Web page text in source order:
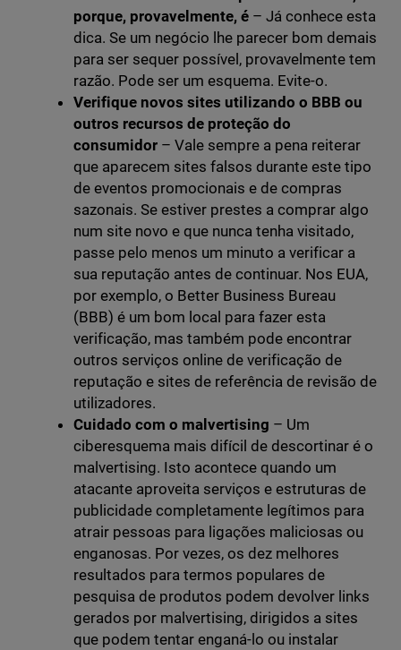
porque, provavelmente, é– Já conhece esta
dica. Se um negócio lhe parecer bom demais
para ser sequer possível, provavelmente tem
razão. Pode ser um esquema. Evite-o.
Verifique novos sites utilizando o BBB ou
outros recursos de proteção do
consumidor– Vale sempre a pena reiterar
que aparecem sites falsos durante este tipo
de eventos promocionais e de compras
sazonais. Se estiver prestes a comprar algo
num site novo e que nunca tenha visitado,
passe pelo menos um minuto a verificar a
sua reputação antes de continuar. Nos EUA,
por exemplo, o Better Business Bureau
(BBB) é um bom local para fazer esta
verificação, mas também pode encontrar
outros serviços online de verificação de
reputação e sites de referência de revisão de
utilizadores.
Cuidado com o malvertising – Um
ciberesquema mais difícil de descortinar é o
malvertising. Isto acontece quando um
atacante aproveita serviços e estruturas de
publicidade completamente legítimos para
atrair pessoas para ligações maliciosas ou
enganosas. Por vezes, os dez melhores
resultados para termos populares de
pesquisa de produtos podem devolver links
gerados por malvertising, dirigidos a sites
que podem tentar enganá-lo ou instalar